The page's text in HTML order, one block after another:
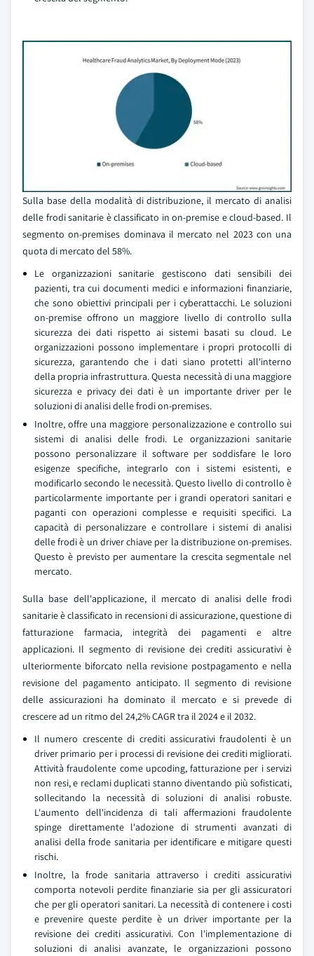
Sulla base della modalità di distribuzione, il mercato di analisi
delle frodi sanitarie è classificato in on-premise e cloud-based. Il
segmento on-premises dominava il mercato nel 2023 con una
quota di mercato del 58%.
Le organizzazioni sanitarie gestiscono dati sensibili dei
pazienti, tra cui documenti medici e informazioni finanziarie,
che sono obiettivi principali per i cyberattacchi. Le soluzioni
on-premise offrono un maggiore livello di controllo sulla
sicurezza dei dati rispetto ai sistemi basati su cloud. Le
organizzazioni possono implementare i propri protocolli di
sicurezza, garantendo che i dati siano protetti all'interno
della propria infrastruttura. Questa necessità di una maggiore
sicurezza e privacy dei dati è un importante driver per le
soluzioni di analisi delle frodi on-premises.
Inoltre, offre una maggiore personalizzazione e controllo sui
sistemi di analisi delle frodi. Le organizzazioni sanitarie
possono personalizzare il software per soddisfare le loro
esigenze specifiche, integrarlo con i sistemi esistenti, e
modificarlo secondo le necessità. Questo livello di controllo è
particolarmente importante per i grandi operatori sanitari e
paganti con operazioni complesse e requisiti specifici. La
capacità di personalizzare e controllare i sistemi di analisi
delle frodi è un driver chiave per la distribuzione on-premises.
Questo è previsto per aumentare la crescita segmentale nel
mercato.
Sulla base dell'applicazione, il mercato di analisi delle frodi
sanitarie è classificato in recensioni di assicurazione, questione di
fatturazione farmacia, integrità dei pagamenti e altre
applicazioni. Il segmento di revisione dei crediti assicurativi è
ulteriormente biforcato nella revisione postpagamento e nella
revisione del pagamento anticipato. Il segmento di revisione
delle assicurazioni ha dominato il mercato e si prevede di
crescere ad un ritmo del 24,2% CAGR tra il 2024 e il 2032.
Il numero crescente di crediti assicurativi fraudolenti è un
driver primario per i processi di revisione dei crediti migliorati.
Attività fraudolente come upcoding, fatturazione per i servizi
non resi, e reclami duplicati stanno diventando più sofisticati,
sollecitando la necessità di soluzioni di analisi robuste.
L'aumento dell'incidenza di tali affermazioni fraudolente
spinge direttamente l'adozione di strumenti avanzati di
analisi della frode sanitaria per identificare e mitigare questi
rischi.
Inoltre, la frode sanitaria attraverso i crediti assicurativi
comporta notevoli perdite finanziarie sia per gli assicuratori
che per gli operatori sanitari. La necessità di contenere i costi
e prevenire queste perdite è un driver importante per la
revisione dei crediti assicurativi. Con l'implementazione di
soluzioni di analisi avanzate, le organizzazioni possono